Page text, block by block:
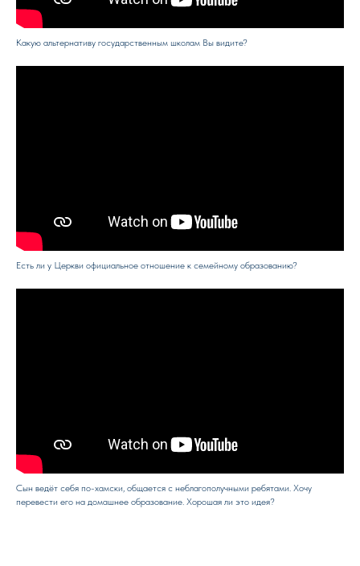
Какую альтернативу государственным школам Вы видите?
Есть ли у Церкви официальное отношение к семейному образованию?
Сын ведёт себя по-хамски, общается с неблагополучными ребятами. Хочу
перевести его на домашнее образование. Хорошая ли это идея?